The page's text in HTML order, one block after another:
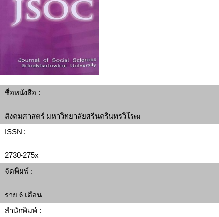
ชื่อหนังสือ :
สังคมศาสตร์ มหาวิทยาลัยศรีนครินทรวิโรฒ
ISSN :
2730-275x
จัดพิมพ์ :
ราย 6 เดือน
สำนักพิมพ์ :